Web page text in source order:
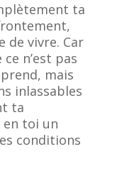
ta
de vivre. Car
n’est pas
mais
inlassables
ta
toi un
conditions